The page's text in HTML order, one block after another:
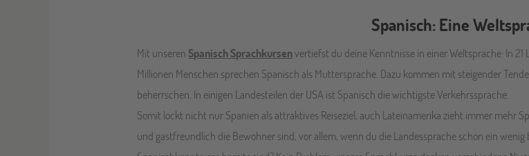
Spanisch: Eine
Mit unseren Spanisch Sprachkursenvertiefst du deine Kenntnisse in einer Weltsprache: In
Millionen Menschen sprechen Spanisch als Muttersprache. Dazu kommen mit steigender
beherrschen. In einigen Landesteilen der USA ist Spanisch die wichtigste Verkehrssprache.
Somit lockt nicht nur Spanien als attraktives Reiseziel, auch Lateinamerika zieht immer mehr
und gastfreundlich die Bewohner sind, vor allem, wenn du die Landessprache schon ein